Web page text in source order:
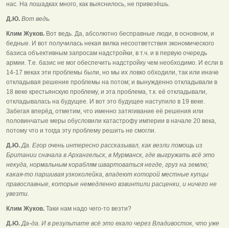
нас. На лошадках много, как выяснилось, не привезёшь.
Д.Ю. Вот ведь.
Клим Жуков. Вот ведь. Да, абсолютно бесправные люди, в основном, и
бедные. И вот получилась некая вилка несоответствия экономического
базиса объективным запросам надстройки, в т.ч. и в первую очередь
армии. Т.е. базис не мог обеспечить надстройку чем необходимо. И если в
14-17 веках эти проблемы были, но мы их ловко обходили, так или иначе
откладывая решение проблемы на потом; и вынужденно откладывали в
18 веке крестьянскую проблему, и эта проблема, т.к. её откладывали,
откладывалась на будущее. И вот это будущее наступило в 19 веке.
Забегая вперёд, отметим, что именно затягивание её решения или
половинчатые меры обусловили катастрофу империи в начале 20 века,
потому что и тогда эту проблему решить не смогли.
Д.Ю.Да. Егор очень интересно рассказывал, как везли помощь из
Британии сначала в Архангельск, в Мурманск, где выгружать всё это
некуда, нормальным кораблям швартоваться негде, груз на землю;
какая-то паршивая узкоколейка, владеют которой местные купцы
православные, которые немедленно взвинтили расценки, и ничего не
увезти.
Клим Жуков. Таки нам надо чего-то везти?
Д.Ю.Да-да. И в результате всё это ехало через Владивосток, что уже